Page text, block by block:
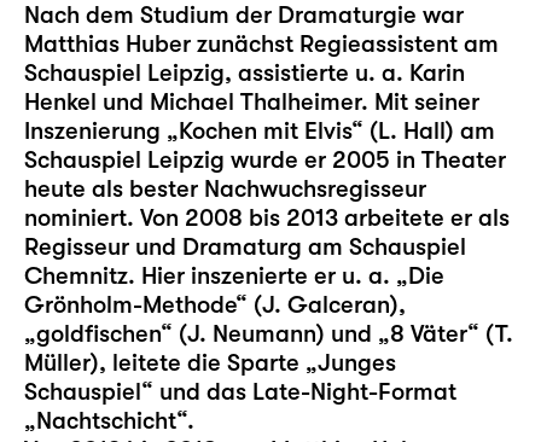
Nach dem Studium der Dramaturgie war
Matthias Huber zunächst Regieassistent am
Schauspiel Leipzig, assistierte u. a. Karin
Henkel und Michael Thalheimer. Mit seiner
Inszenierung „Kochen mit Elvis“ (L. Hall) am
Schauspiel Leipzig wurde er 2005 in Theater
heute als bester Nachwuchsregisseur
nominiert. Von 2008 bis 2013 arbeitete er als
Regisseur und Dramaturg am Schauspiel
Chemnitz. Hier inszenierte er u. a. „Die
Grönholm-Methode“ (J. Galceran),
„goldfischen“ (J. Neumann) und „8 Väter“ (T.
Müller), leitete die Sparte „Junges
Schauspiel“ und das Late-Night-Format
„Nachtschicht“.